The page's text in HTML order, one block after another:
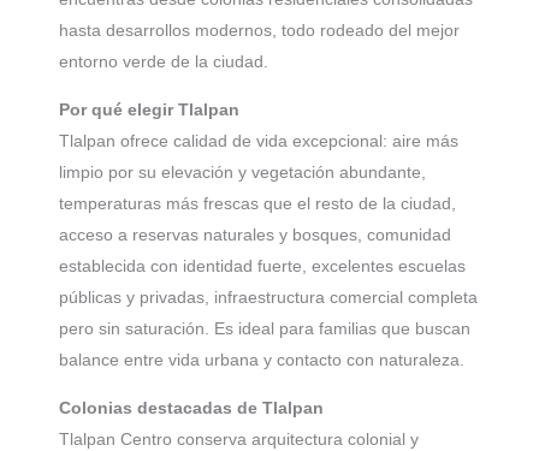
hasta desarrollos modernos, todo rodeado del mejor
entorno verde de la ciudad.
Por qué elegir Tlalpan
Tlalpan ofrece calidad de vida excepcional: aire más
limpio por su elevación y vegetación abundante,
temperaturas más frescas que el resto de la ciudad,
acceso a reservas naturales y bosques, comunidad
establecida con identidad fuerte, excelentes escuelas
públicas y privadas, infraestructura comercial completa
pero sin saturación. Es ideal para familias que buscan
balance entre vida urbana y contacto con naturaleza.
Colonias destacadas de Tlalpan
Tlalpan Centro conserva arquitectura colonial y